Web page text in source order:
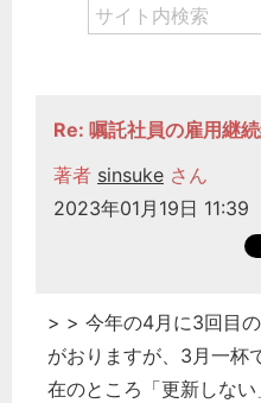
Re: 嘱託社員の雇用継
著者 sinsuke さん
2023年01月19日 11:39
> > 今年の4月に3回目
がおりますが、3月一杯
在のところ「更新しな